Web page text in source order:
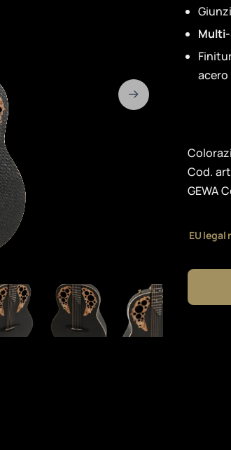
Cod.
GEWA
EU